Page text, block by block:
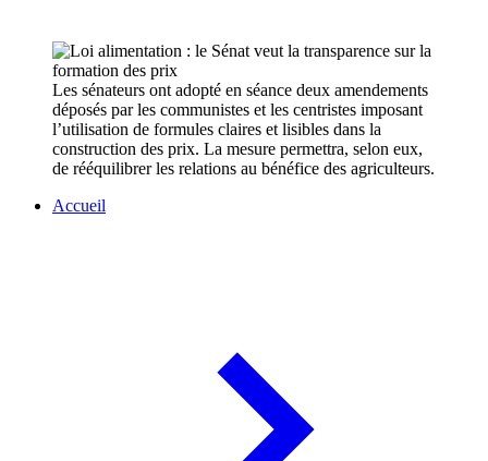
Les sénateurs ont adopté en séance deux amendements
déposés par les communistes et les centristes imposant
l’utilisation de formules claires et lisibles dans la
construction des prix. La mesure permettra, selon eux,
de rééquilibrer les relations au bénéfice des agriculteurs.
Accueil